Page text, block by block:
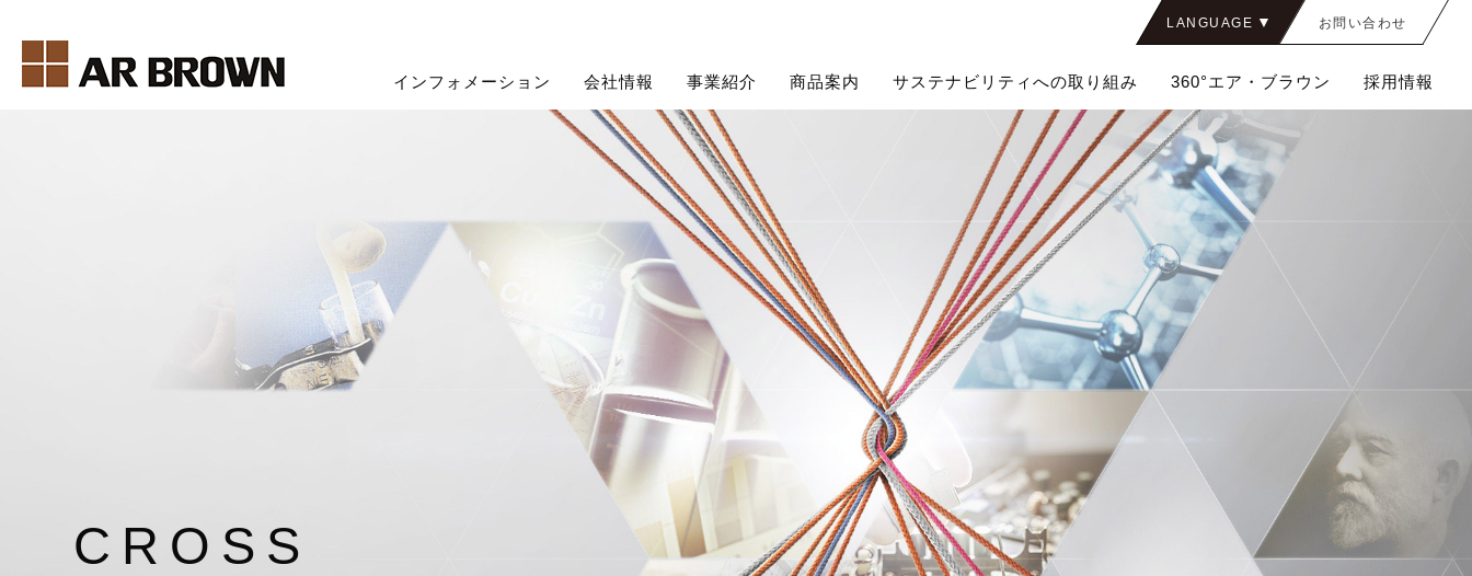
LANGUAGE
CHINESE
THAI
お問い合わせ
インフォメーション 会社情報
経営ビジョン&行動指針
会社沿革 組織図
グループ会社 決算情報
事業紹介
精密化学品
ライフサイエンス 電子機器
商品案内 サステナビリティへの取り組み
サステナビリティへの取り組みトップ
サステナブル調達方針 品質・環境対応
360°エア・ブラウン 採用情報
当社の求める人材 社員紹介
採用情報&採用フロー よくあるご質問 エントリー（フォーム）
CROSS